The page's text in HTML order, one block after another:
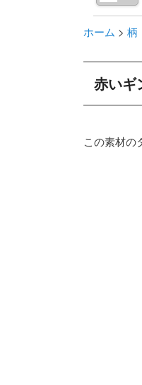
ホーム > 柄
赤いギ
この素材の